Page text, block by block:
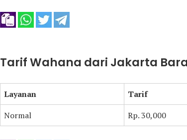
Tarif Wahana dari Jakarta
Layanan Tarif
Normal
Rp. 30,000